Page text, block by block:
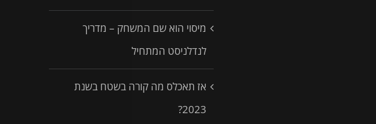
מיסוי הוא שם המשחק – מדריך
לנדלניסט המתחיל
אז תאכלס מה קורה בשטח בשנת
2023?